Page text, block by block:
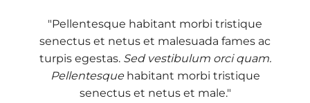
"Pellentesque habitant morbi tristique
senectus et netus et malesuada fames ac
turpis egestas. Sed vestibulum orci quam.
Pellentesquehabitant morbi tristique
senectus et netus et male."